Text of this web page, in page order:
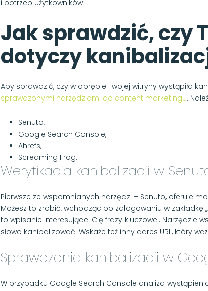
i potrzeb użytkowników.
Jak sprawdzić, czy
dotyczy
Aby sprawdzić, czy w obrębie Twojej witryny wystąpiła
sprawdzonymi narzędziami do content marketingu.
Senuto,
Google Search Console,
Ahrefs,
Screaming Frog.
Weryfikacja kanibalizacji w
Pierwsze ze wspomnianych narzędzi – Senuto, oferuje
Możesz to zrobić, wchodząc po zalogowaniu w zakładkę
to wpisanie interesującej Cię frazy kluczowej. Narzędzie
słowo kanibalizować. Wskaże też inny adres URL, który
Sprawdzanie kanibalizacji w
W przypadku Google Search Console analiza